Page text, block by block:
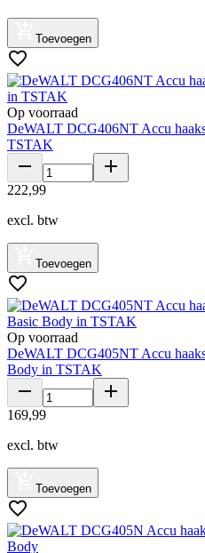
Toevoegen
Op voorraad
DeWALT DCG406NT Accu
TSTAK
222,99
excl. btw
Toevoegen
Op voorraad
DeWALT DCG405NT Accu
Body in TSTAK
169,99
excl. btw
Toevoegen